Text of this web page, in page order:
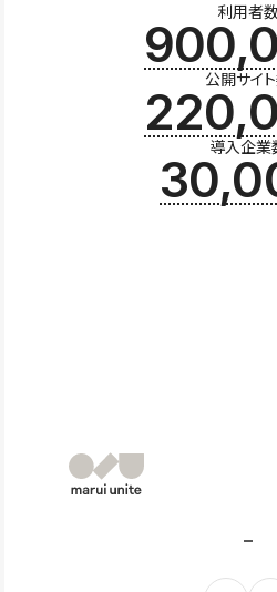
利用者数
公開サイ
導入企業